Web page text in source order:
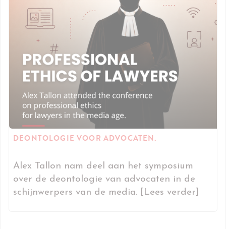
DEONTOLOGIE VOOR ADVOCATEN.
Alex Tallon nam deel aan het symposium
over de deontologie van advocaten in de
schijnwerpers van de media. [Lees verder]